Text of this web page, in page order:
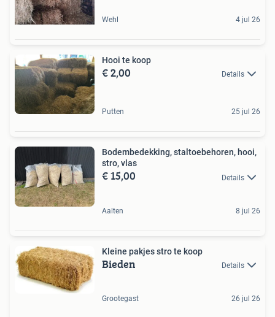
Wehl 4 jul 26
Hooi te koop
€ 2,00 Details
Putten 25 jul 26
Bodembedekking, staltoebehoren, hooi,
stro, vlas
€ 15,00 Details
Aalten 8 jul 26
Kleine pakjes stro te koop
Bieden Details
Grootegast 26 jul 26